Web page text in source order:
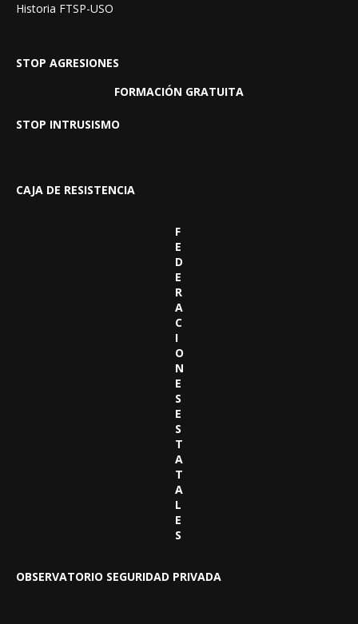
Historia FTSP-USO
STOP AGRESIONES
FORMACIÓN GRATUITA
STOP INTRUSISMO
CAJA DE RESISTENCIA
F
E
D
E
R
A
C
I
O
N
E
S
E
S
T
A
T
A
L
E
S
OBSERVATORIO SEGURIDAD PRIVADA